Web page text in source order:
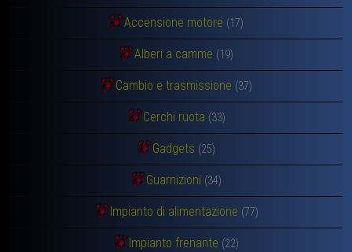
Accensione motore (17)
Alberi a camme (19)
Cambio e trasmissione (37)
Cerchi ruota (33)
Gadgets (25)
Guarnizioni (34)
Impianto di alimentazione (77)
Impianto frenante (22)